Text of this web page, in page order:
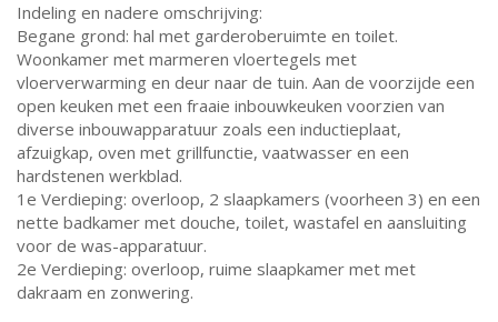
Indeling en nadere omschrijving:
Begane grond: hal met garderoberuimte en toilet.
Woonkamer met marmeren vloertegels met
vloerverwarming en deur naar de tuin. Aan de voorzijde een
open keuken met een fraaie inbouwkeuken voorzien van
diverse inbouwapparatuur zoals een inductieplaat,
afzuigkap, oven met grillfunctie, vaatwasser en een
hardstenen werkblad.
1e Verdieping: overloop, 2 slaapkamers (voorheen 3) en een
nette badkamer met douche, toilet, wastafel en aansluiting
voor de was-apparatuur.
2e Verdieping: overloop, ruime slaapkamer met met
dakraam en zonwering.